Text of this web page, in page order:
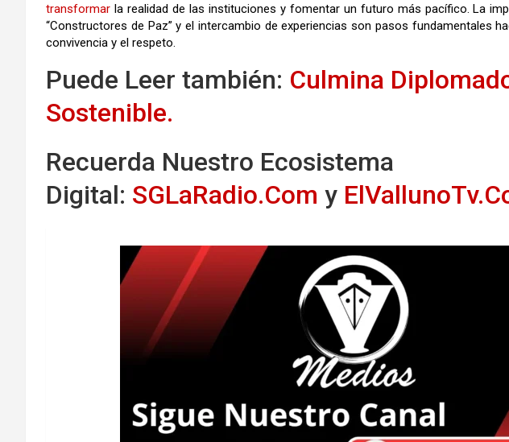
transformar la realidad de las instituciones y fomentar un futuro más pacífico. La
“Constructores de Paz” y el intercambio de experiencias son pasos fundamentales
convivencia y el respeto.
Puede Leer también: Culmina
Sostenible.
Recuerda Nuestro Ecosistema
Digital: SGLaRadio.Com y